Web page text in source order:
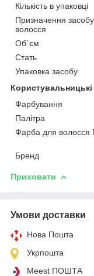
Кількість в упаковці
Призначення
волосся
Об`єм
Стать
Упаковка засобу
Фарбування
Палітра
Фарба для волосся
Бренд
Приховати
Умови доставки
Нова Пошта
Укрпошта
Meest ПОШТА